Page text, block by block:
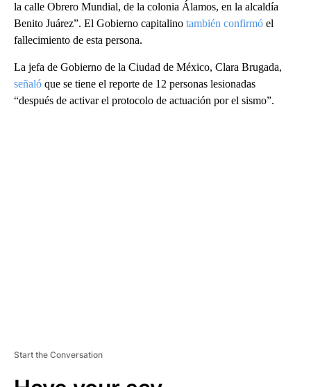
la calle Obrero Mundial, de la colonia Álamos, en la alcaldía
Benito Juárez”. El Gobierno capitalino también confirmó el
fallecimiento de esta persona.
La jefa de Gobierno de la Ciudad de México, Clara Brugada,
señaló que se tiene el reporte de 12 personas lesionadas
“después de activar el protocolo de actuación por el sismo”.
Start the Conversation